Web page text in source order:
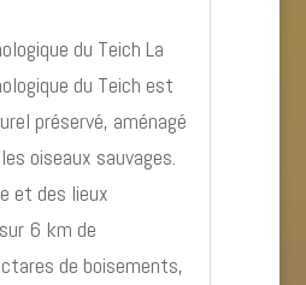
du Teich La
du Teich est
préservé, aménagé
oiseaux sauvages.
et des lieux
6 km de
de boisements,